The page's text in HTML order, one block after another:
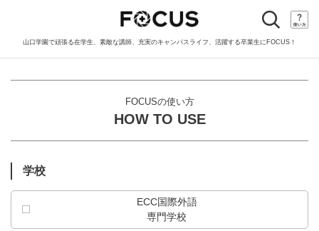
山口学園で頑張る在学生、素敵な講師、充実のキャンパスライフ、活躍する卒業生にFOCUS！
toggle
FOCUSの使い方
HOW TO USE
学校
ECC国際外語
専門学校